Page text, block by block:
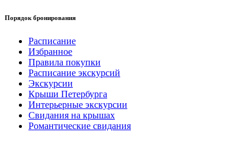
Порядок бронирования
Расписание
Избранное
Правила покупки
Расписание экскурсий
Экскурсии
Крыши Петербурга
Интерьерные экскурсии
Свидания на крышах
Романтические свидания